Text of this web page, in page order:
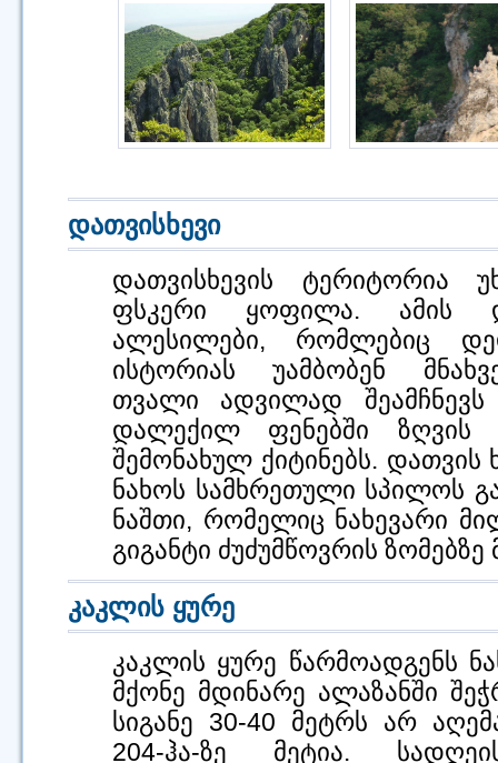
დათვისხევი
დათვისხევის ტერიტორია
ფსკერი ყოფილა. ამის
ალესილები, რომლებიც
ისტორიას უამბობენ
თვალი ადვილად შეამჩნევს
დალექილ ფენებში ზღვის
შემონახულ ქიტინებს. დათვის
ნახოს სამხრეთული სპილოს
ნაშთი, რომელიც ნახევარი
გიგანტი ძუძუმწოვრის ზომებზე
კაკლის ყურე
კაკლის ყურე წარმოადგენს
მქონე მდინარე ალაზანში
სიგანე 30-40 მეტრს არ
204-ჰა-ზე მეტია.